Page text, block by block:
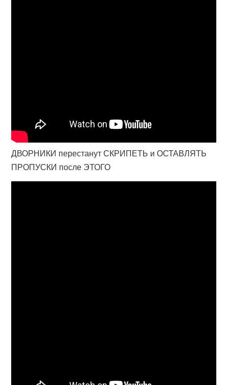
ДВОРНИКИ перестанут СКРИПЕТЬ и ОСТАВЛЯТЬ
ПРОПУСКИ после ЭТОГО